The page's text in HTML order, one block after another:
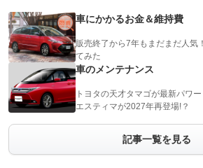
車にかかるお金＆維持費
販売終了から7年もまだまだ人気
てみた
車のメンテナンス
トヨタの天才タマゴが最新パワ
エスティマが2027年再登場!？
記事一覧を見る